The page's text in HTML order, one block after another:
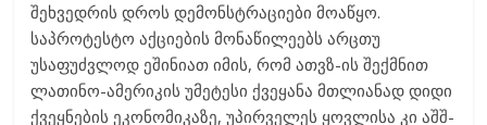
შეხვედრის დროს დემონსტრაციები მოაწყო.
საპროტესტო აქციების მონაწილეებს არცთუ
უსაფუძვლოდ ეშინიათ იმის, რომ ათვზ-ის შექმნით
ლათინო-ამერიკის უმეტესი ქვეყანა მთლიანად დიდი
ქვეყნების ეკონომიკაზე, უპირველეს ყოვლისა კი აშშ-